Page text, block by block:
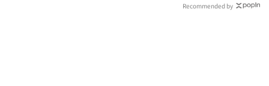
Recommended by